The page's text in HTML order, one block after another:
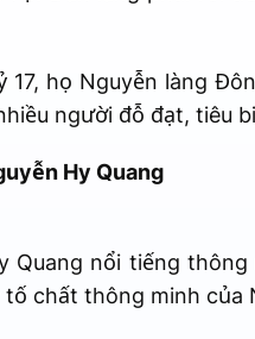
17, họ Nguyễn làng
người đỗ đạt, tiêu
Hy Quang
Quang nổi tiếng
chất thông minh của